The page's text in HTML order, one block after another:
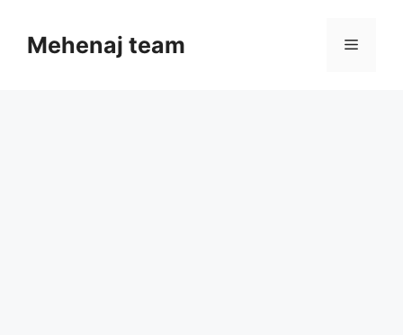
contentMehenaj team Menu